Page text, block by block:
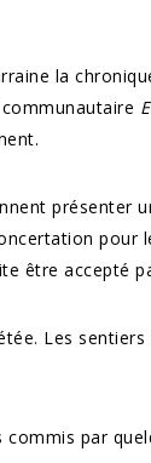
la
présenter
pour
être accepté
Les
par